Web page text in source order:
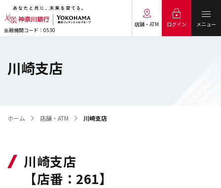
金融機関コード：0530
店舗・ATM ログイン メニュー
川崎支店
ホーム 店舗・ATM 川崎支店
川崎支店
【店番：261】